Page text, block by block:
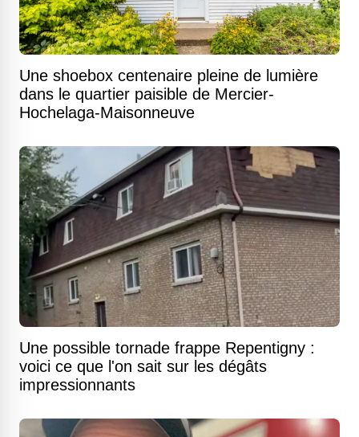
Une shoebox centenaire pleine de lumière
dans le quartier paisible de Mercier-
Hochelaga-Maisonneuve
Une possible tornade frappe Repentigny :
voici ce que l'on sait sur les dégâts
impressionnants